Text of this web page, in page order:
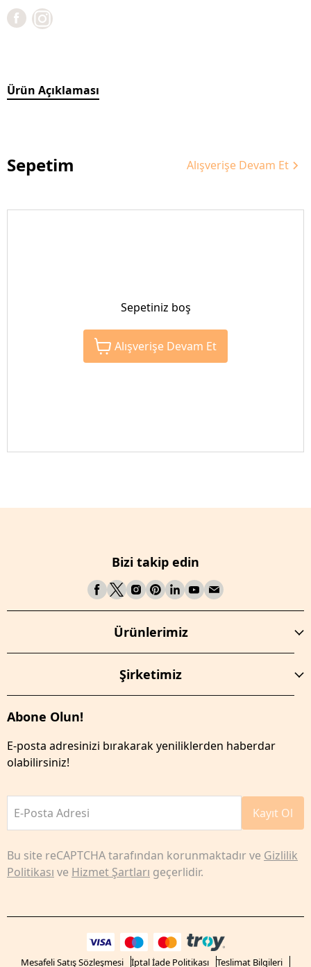
Ürün Açıklaması
Sepetim Alışverişe Devam Et
Sepetiniz boş
Alışverişe Devam Et
Bizi takip edin
Ürünlerimiz
Şirketimiz
Abone Olun!
E-posta adresinizi bırakarak yeniliklerden haberdar
olabilirsiniz!
E-Posta Adresi Kayıt Ol
Bu site reCAPTCHA tarafından korunmaktadır ve Gizlilik
Politikası ve Hizmet Şartları geçerlidir.
Mesafeli Satış Sözleşmesi İptal İade Politikası Teslimat Bilgileri